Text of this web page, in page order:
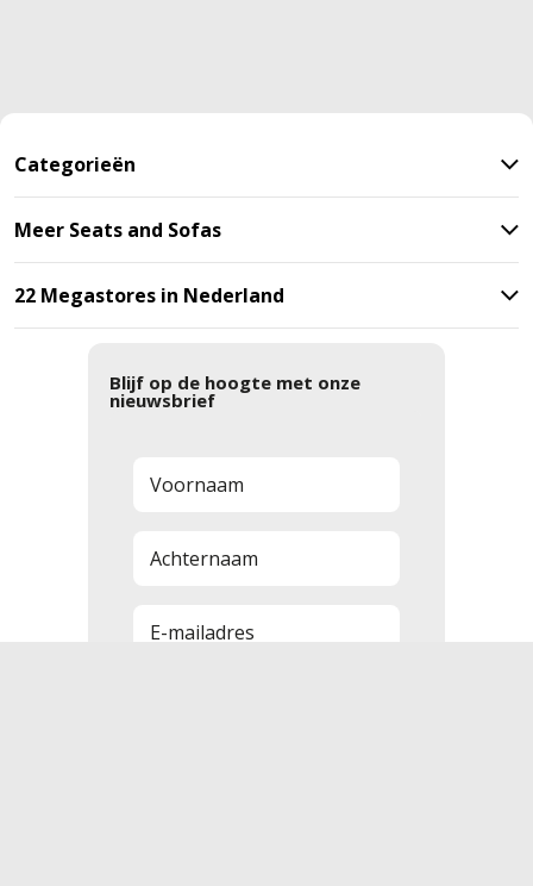
Categorieën
Meer Seats and Sofas
22 Megastores in Nederland
Blijf op de hoogte met onze
nieuwsbrief